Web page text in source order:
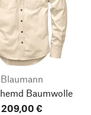
Blaumann
Baumwolle
209,00 €